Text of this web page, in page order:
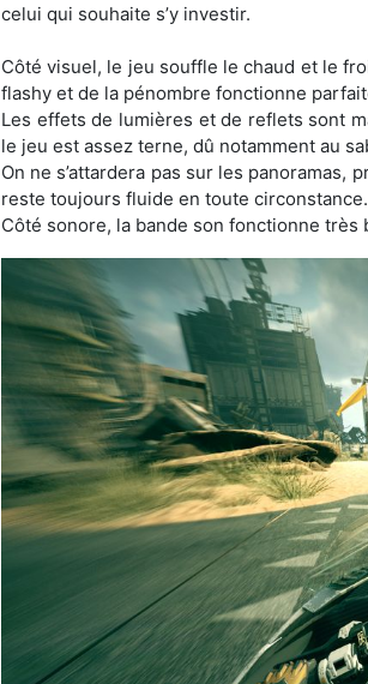
celui qui souhaite s’y investir.
Côté visuel, le jeu souffle le chaud et le
flashy et de la pénombre fonctionne
Les effets de lumières et de reflets sont
le jeu est assez terne, dû notamment au
On ne s’attardera pas sur les
reste toujours fluide en toute circonstance.
Côté sonore, la bande son fonctionne